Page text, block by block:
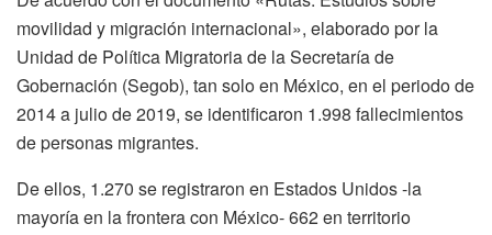
movilidad y migración internacional», elaborado por la
Unidad de Política Migratoria de la Secretaría de
Gobernación (Segob), tan solo en México, en el periodo de
2014 a julio de 2019, se identificaron 1.998 fallecimientos
de personas migrantes.
De ellos, 1.270 se registraron en Estados Unidos -la
mayoría en la frontera con México- 662 en territorio